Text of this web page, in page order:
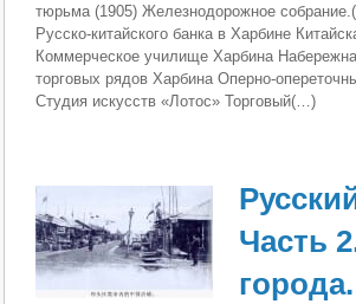
тюрьма (1905) Железнодорожное
Русско-китайского банка в Харбине
Коммерческое училище Харбина
торговых рядов Харбина Оперно-
Студия искусств «Лотос» Торговый(…)
Часть